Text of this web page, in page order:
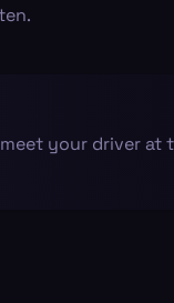
your driver